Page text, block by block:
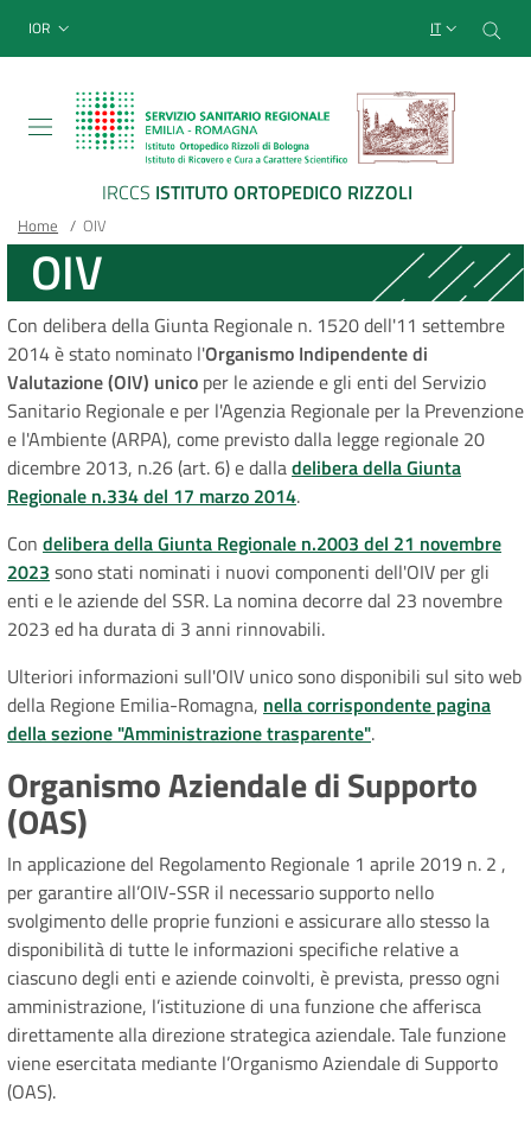
Sito Web Istituto
menu top-bar
IOR IT
IRCCS ISTITUTO ORTOPEDICO RIZZOLI
Main container
Briciole
di
pane
Home / OIV
OIV
Con delibera della Giunta Regionale n. 1520 dell'11 settembre
2014 è stato nominato l'Organismo Indipendente di
Valutazione (OIV) unico per le aziende e gli enti del Servizio
Sanitario Regionale e per l'Agenzia Regionale per la Prevenzione
e l'Ambiente (ARPA), come previsto dalla legge regionale 20
dicembre 2013, n.26 (art. 6) e dalladelibera della Giunta
Regionale n.334 del 17 marzo 2014.
Con delibera della Giunta Regionale n.2003 del 21 novembre
2023 sono stati nominati i nuovi componenti dell'OIV per gli
enti e le aziende del SSR. La nomina decorre dal 23 novembre
2023 ed ha durata di 3 anni rinnovabili.
Ulteriori informazioni sull'OIV unico sono disponibili sul sito web
della Regione Emilia-Romagna, nella corrispondente pagina
della sezione "Amministrazione trasparente".
Organismo Aziendale di Supporto
(OAS)
In applicazione del Regolamento Regionale 1 aprile 2019 n. 2 ,
per garantire all’OIV-SSR il necessario supporto nello
svolgimento delle proprie funzioni e assicurare allo stesso la
disponibilità di tutte le informazioni specifiche relative a
ciascuno degli enti e aziende coinvolti, è prevista, presso ogni
amministrazione, l’istituzione di una funzione che afferisca
direttamente alla direzione strategica aziendale. Tale funzione
viene esercitata mediante l’Organismo Aziendale di Supporto
(OAS).